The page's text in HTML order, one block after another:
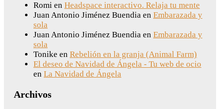
Romi en Headspace interactivo. Relaja tu mente
Juan Antonio Jiménez Buendia en Embarazada y
sola
Juan Antonio Jiménez Buendia en Embarazada y
sola
Tonike en Rebelión en la granja (Animal Farm)
El deseo de Navidad de Ángela - Tu web de ocio
en La Navidad de Ángela
Archivos